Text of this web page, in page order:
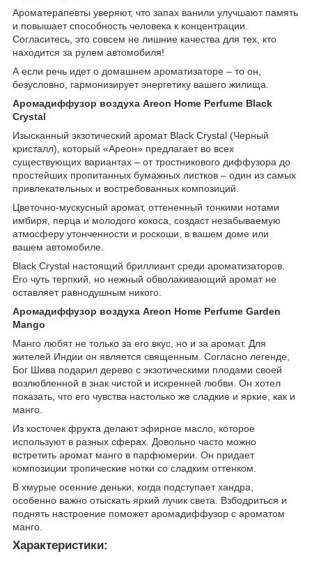
Ароматерапевты уверяют, что запах ванили улучшают память
и повышает способность человека к концентрации.
Согласитесь, это совсем не лишние качества для тех, кто
находится за рулем автомобиля!
А если речь идет о домашнем ароматизаторе – то он,
безусловно, гармонизирует энергетику вашего жилища.
Аромадиффузор воздуха Areon Home Perfume Black
Crystal
Изысканный экзотический аромат Black Crystal (Черный
кристалл), который «Ареон» предлагает во всех
существующих вариантах – от тростникового диффузора до
простейших пропитанных бумажных листков – один из самых
привлекательных и востребованных композиций.
Цветочно-мускусный аромат, оттененный тонкими нотами
имбиря, перца и молодого кокоса, создаст незабываемую
атмосферу утонченности и роскоши, в вашем доме или
вашем автомобиле.
Black Crystal настоящий бриллиант среди ароматизаторов.
Его чуть терпкий, но нежный обволакивающий аромат не
оставляет равнодушным никого.
Аромадиффузор воздуха Areon Home Perfume Garden
Mango
Манго любят не только за его вкус, но и за аромат. Для
жителей Индии он является священным. Согласно легенде,
Бог Шива подарил дерево с экзотическими плодами своей
возлюбленной в знак чистой и искренней любви. Он хотел
показать, что его чувства настолько же сладкие и яркие, как и
манго.
Из косточек фрукта делают эфирное масло, которое
используют в разных сферах. Довольно часто можно
встретить аромат манго в парфюмерии. Он придает
композиции тропические нотки со сладким оттенком.
В хмурые осенние деньки, когда подступает хандра,
особенно важно отыскать яркий лучик света. Взбодриться и
поднять настроение поможет аромадиффузор с ароматом
манго.
Характеристики: